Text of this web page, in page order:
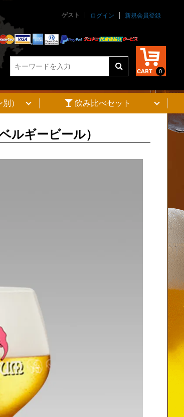
ゲスト ログイン 新規会員登録
0
） 飲み比べセット
ルギービール）